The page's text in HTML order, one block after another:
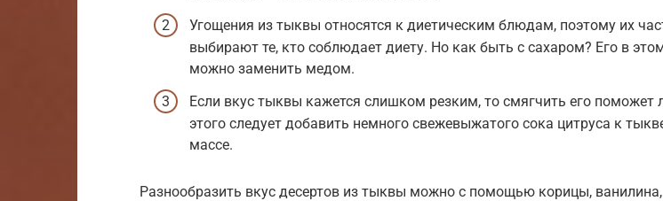
Угощения из тыквы относятся к диетическим блюдам, поэтому их
выбирают те, кто соблюдает диету. Но как быть с сахаром? Его в
можно заменить медом.
Если вкус тыквы кажется слишком резким, то смягчить его поможет
этого следует добавить немного свежевыжатого сока цитруса к
массе.
Разнообразить вкус десертов из тыквы можно с помощью корицы, ванилина,